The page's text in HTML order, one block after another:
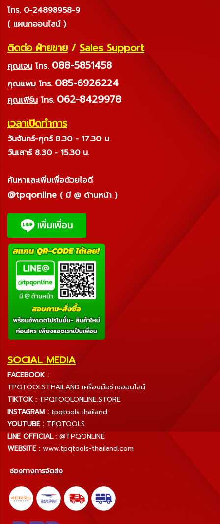
โทร. 0-24898958-9
( แผนกออนไลน์ )
ติดต่อ ฝ่ายขาย / Sales Support
คุณเจน โทร. 088-5851458
คุณแพม โทร. 085-6926224
คุณเฟิร์น โทร. 062-8429978
เวลาเปิดทำการ
วันจันทร์-ศุกร์ 8.30 - 17.30 น.
วันเสาร์ 8.30 - 15.30 น.
ค้นหาและเพิ่มเพื่อด้วยไอดี
@tpqonline ( มี @ ด้านหน้า )
SOCIAL MEDIA
FACEBOOK :
TPQTOOLSTHAILAND เครื่องมือช่างออนไลน์
TIKTOK : TPQTOOLONLINE.STORE
INSTAGRAM : tpqtools.thailand
YOUTUBE : TPQTOOLS
LINE OFFICIAL : @TPQONLINE
WEBSITE : www.tpqtools-thailand.com
ช่องทางการจัดส่ง